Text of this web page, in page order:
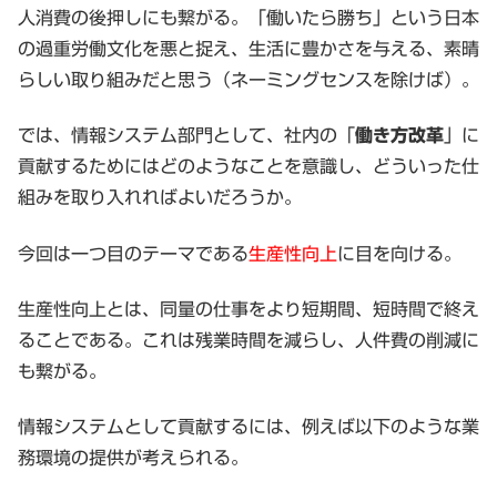
人消費の後押しにも繋がる。「働いたら勝ち」という日本
の過重労働文化を悪と捉え、生活に豊かさを与える、素晴
らしい取り組みだと思う（ネーミングセンスを除けば）。
では、情報システム部門として、社内の「 働き方改革 」に
貢献するためにはどのようなことを意識し、どういった仕
組みを取り入れればよいだろうか。
今回は一つ目のテーマである生産性向上に目を向ける。
生産性向上とは、同量の仕事をより短期間、短時間で終え
ることである。これは残業時間を減らし、人件費の削減に
も繋がる。
情報システムとして貢献するには、例えば以下のような業
務環境の提供が考えられる。